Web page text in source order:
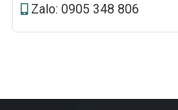
Zalo: 0905 348 806